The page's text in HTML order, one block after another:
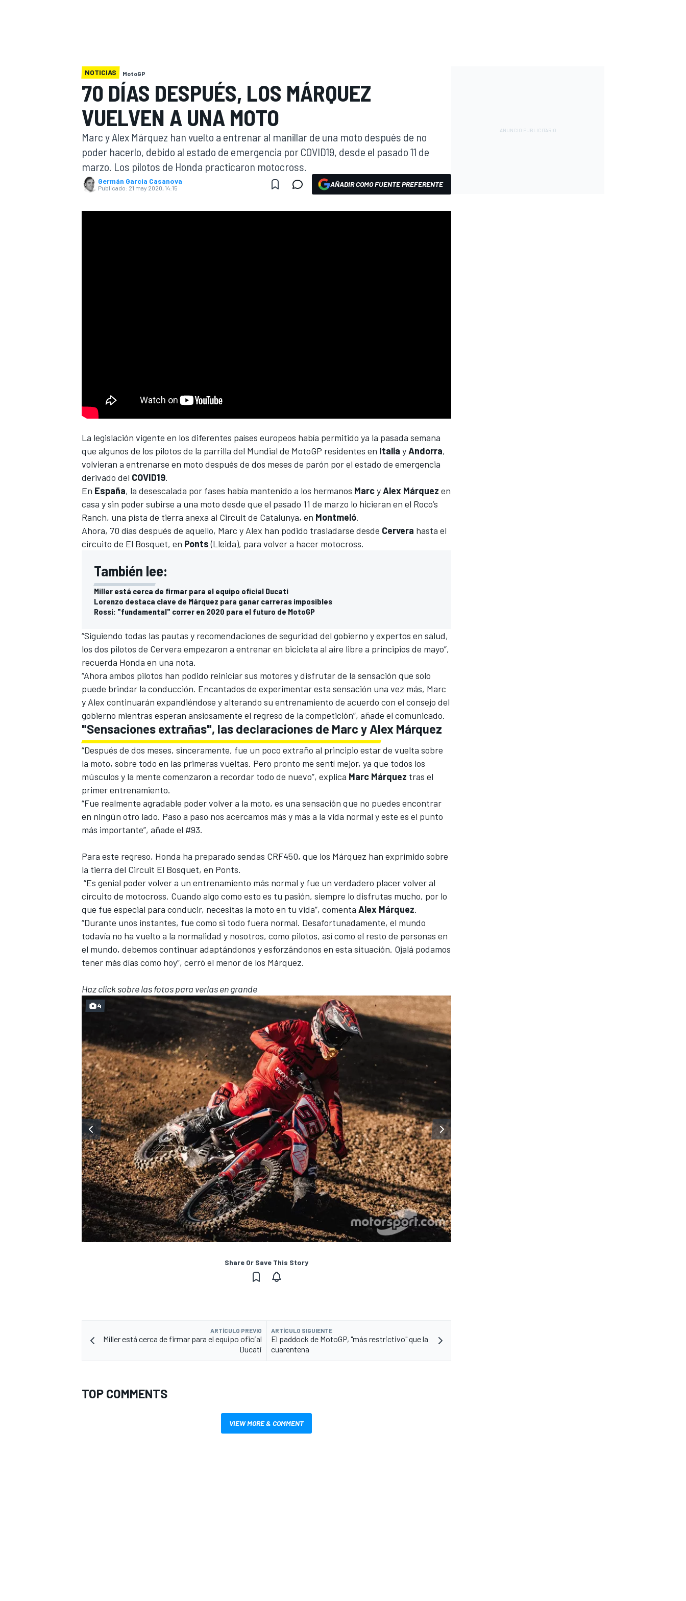
NASCARINDYCARSPORTSCAR RALLYTURISMO
MÁS
NOTICIAS MotoGP
70 DÍAS DESPUÉS, LOS MÁRQUEZ
VUELVEN A UNA MOTO
Marc y Alex Márquez han vuelto a entrenar al manillar de una moto después de no
poder hacerlo, debido al estado de emergencia por COVID19, desde el pasado 11 de
marzo. Los pilotos de Honda practicaron motocross.
Germán Garcia Casanova
Publicado: 21 may 2020, 14:15 AÑADIR COMO FUENTE PREFERENTE
La legislación vigente en los diferentes países europeos había permitido ya la pasada semana
que algunos de los pilotos de la parrilla del Mundial de MotoGP residentes en Italia yAndorra,
volvieran a entrenarse en moto después de dos meses de parón por el estado de emergencia
derivado del COVID19.
En España, la desescalada por fases había mantenido a los hermanos MarcyAlex Márquez en
casa y sin poder subirse a una moto desde que el pasado 11 de marzo lo hicieran en el Roco’s
Ranch, una pista de tierra anexa al Circuit de Catalunya, en Montmeló.
Ahora, 70 días después de aquello, Marc y Alex han podido trasladarse desde Cervera hasta el
circuito de El Bosquet, en Ponts(Lleida), para volver a hacer motocross.
También lee:
Miller está cerca de firmar para el equipo oficial Ducati
Lorenzo destaca clave de Márquez para ganar carreras imposibles
Rossi: "fundamental" correr en 2020 para el futuro de MotoGP
“Siguiendo todas las pautas y recomendaciones de seguridad del gobierno y expertos en salud,
los dos pilotos de Cervera empezaron a entrenar en bicicleta al aire libre a principios de mayo”,
recuerda Honda en una nota.
“Ahora ambos pilotos han podido reiniciar sus motores y disfrutar de la sensación que solo
puede brindar la conducción. Encantados de experimentar esta sensación una vez más, Marc
y Alex continuarán expandiéndose y alterando su entrenamiento de acuerdo con el consejo del
gobierno mientras esperan ansiosamente el regreso de la competición”, añade el comunicado.
"Sensaciones extrañas", las declaraciones de Marc y Alex Márquez
“Después de dos meses, sinceramente, fue un poco extraño al principio estar de vuelta sobre
la moto, sobre todo en las primeras vueltas. Pero pronto me sentí mejor, ya que todos los
músculos y la mente comenzaron a recordar todo de nuevo”, explica Marc Márquez tras el
primer entrenamiento.
“Fue realmente agradable poder volver a la moto, es una sensación que no puedes encontrar
en ningún otro lado. Paso a paso nos acercamos más y más a la vida normal y este es el punto
más importante”, añade el #93.
Para este regreso, Honda ha preparado sendas CRF450, que los Márquez han exprimido sobre
la tierra del Circuit El Bosquet, en Ponts.
“Es genial poder volver a un entrenamiento más normal y fue un verdadero placer volver al
circuito de motocross. Cuando algo como esto es tu pasión, siempre lo disfrutas mucho, por lo
que fue especial para conducir, necesitas la moto en tu vida”, comenta Alex Márquez.
“Durante unos instantes, fue como si todo fuera normal. Desafortunadamente, el mundo
todavía no ha vuelto a la normalidad y nosotros, como pilotos, así como el resto de personas en
el mundo, debemos continuar adaptándonos y esforzándonos en esta situación. Ojalá podamos
tener más días como hoy”, cerró el menor de los Márquez.
Haz click sobre las fotos para verlas en grande
4
Share Or Save This Story
ARTÍCULO PREVIO
Miller está cerca de firmar para el equipo oficial
Ducati
ARTÍCULO SIGUIENTE
El paddock de MotoGP, "más restrictivo" que la
cuarentena
TOP COMMENTS
VIEW MORE & COMMENT